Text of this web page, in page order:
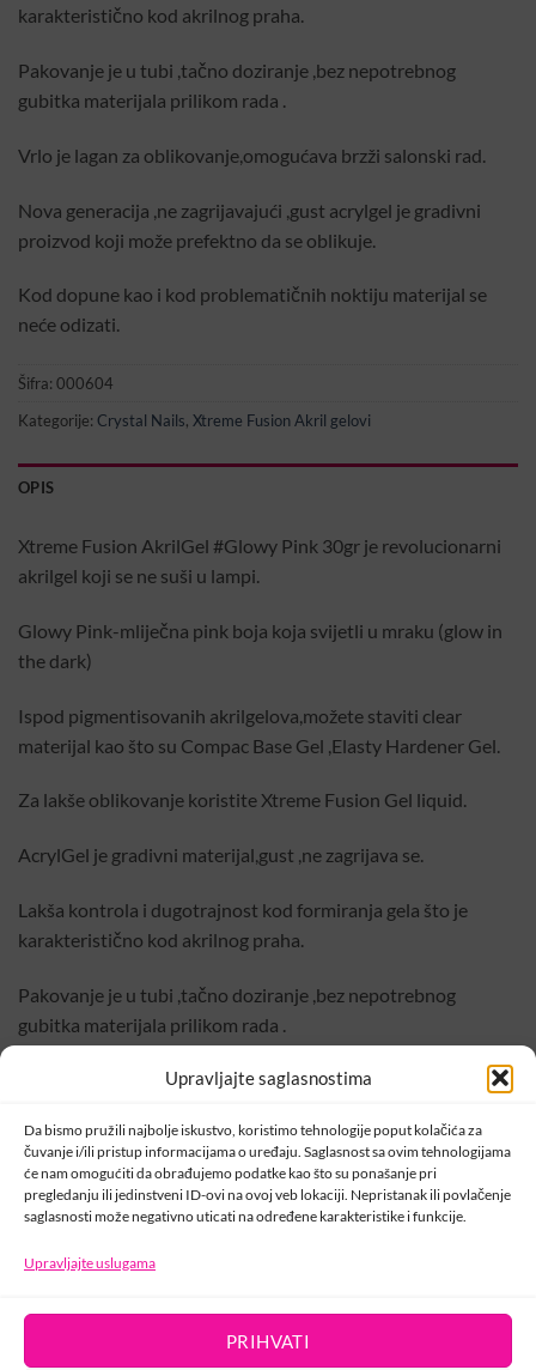
Upravljajte saglasnostima
Da bismo pružili najbolje iskustvo, koristimo tehnologije poput kolačića za
čuvanje i/ili pristup informacijama o uređaju. Saglasnost sa ovim tehnologijama
će nam omogućiti da obrađujemo podatke kao što su ponašanje pri
pregledanju ili jedinstveni ID-ovi na ovoj veb lokaciji. Nepristanak ili povlačenje
saglasnosti može negativno uticati na određene karakteristike i funkcije.
Upravljajte uslugama
PRIHVATI
karakteristično kod akrilnog praha.
Pakovanje je u tubi ,tačno doziranje ,bez nepotrebnog
gubitka materijala prilikom rada .
Vrlo je lagan za oblikovanje,omogućava brzži salonski rad.
Nova generacija ,ne zagrijavajući ,gust acrylgel je gradivni
proizvod koji može prefektno da se oblikuje.
Kod dopune kao i kod problematičnih noktiju materijal se
neće odizati.
Šifra: 000604
Kategorije: Crystal Nails, Xtreme Fusion Akril gelovi
OPIS
Xtreme Fusion AkrilGel #Glowy Pink 30gr je revolucionarni
akrilgel koji se ne suši u lampi.
Glowy Pink-mliječna pink boja koja svijetli u mraku (glow in
the dark)
Ispod pigmentisovanih akrilgelova,možete staviti clear
materijal kao što su Compac Base Gel ,Elasty Hardener Gel.
Za lakše oblikovanje koristite Xtreme Fusion Gel liquid.
AcrylGel je gradivni materijal,gust ,ne zagrijava se.
Lakša kontrola i dugotrajnost kod formiranja gela što je
karakteristično kod akrilnog praha.
Pakovanje je u tubi ,tačno doziranje ,bez nepotrebnog
gubitka materijala prilikom rada .
Vrlo je lagan za oblikovanje,omogućava brzži salonski rad.
Nova generacija ,ne zagrijavajući ,gust acrylgel je gradivni
proizvod koji može prefektno da se oblikuje.
Kod dopune kao i kod problematičnih noktiju materijal se
KONTAKT